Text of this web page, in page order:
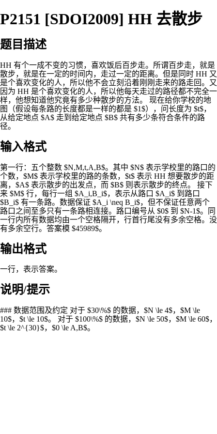
P2151 [SDOI2009] HH 去散步
题目描述
HH 有个一成不变的习惯，喜欢饭后百步走。所谓百步走，就是
散步，就是在一定的时间内，走过一定的距离。但是同时 HH 又
是个喜欢变化的人，所以他不会立刻沿着刚刚走来的路走回。又
因为 HH 是个喜欢变化的人，所以他每天走过的路径都不完全一
样，他想知道他究竟有多少种散步的方法。 现在给你学校的地
图（假设每条路的长度都是一样的都是 $1$），问长度为 $t$，
从给定地点 $A$ 走到给定地点 $B$ 共有多少条符合条件的路
径。
输入格式
第一行：五个整数 $N,M,t,A,B$。其中 $N$ 表示学校里的路口的
个数，$M$ 表示学校里的路的条数，$t$ 表示 HH 想要散步的距
离，$A$ 表示散步的出发点，而 $B$ 则表示散步的终点。 接下
来 $M$ 行，每行一组 $A_i,B_i$，表示从路口 $A_i$ 到路口
$B_i$ 有一条路。数据保证 $A_i \neq B_i$，但不保证任意两个
路口之间至多只有一条路相连接。路口编号从 $0$ 到 $N-1$。同
一行内所有数据均由一个空格隔开，行首行尾没有多余空格。没
有多余空行。答案模 $45989$。
输出格式
一行，表示答案。
说明/提示
### 数据范围及约定 对于 $30\%$ 的数据，$N \le 4$，$M \le
10$，$t \le 10$。 对于 $100\%$ 的数据，$N \le 50$，$M \le 60$，
$t \le 2^{30}$，$0 \le A,B$。